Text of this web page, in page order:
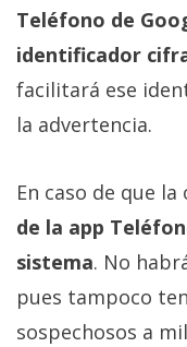
Teléfono de
identificador
facilitará ese
la advertencia.
En caso de que
de la app
sistema. No
pues tampoco
sospechosos a